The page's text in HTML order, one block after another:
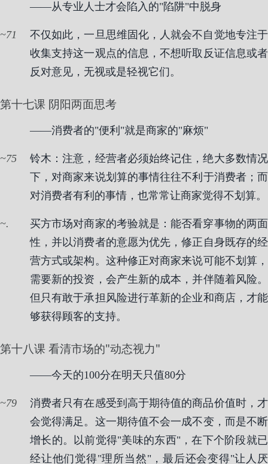
——从专业人士才会陷入的"陷阱"中脱身
71
不仅如此，一旦思维固化，人就会不自觉地专注于
收集支持这一观点的信息，不想听取反证信息或者
反对意见，无视或是轻视它们。
第十七课 阴阳两面思考
——消费者的"便利"就是商家的"麻烦"
75
铃木：注意，经营者必须始终记住，绝大多数情况
下，对商家来说划算的事情往往不利于消费者；而
对消费者有利的事情，也常常让商家觉得不划算。
.
买方市场对商家的考验就是：能否看穿事物的两面
性，并以消费者的意愿为优先，修正自身既存的经
营方式或架构。这种修正对商家来说可能不划算，
需要新的投资，会产生新的成本，并伴随着风险。
但只有敢于承担风险进行革新的企业和商店，才能
够获得顾客的支持。
第十八课 看清市场的"动态视力"
——今天的100分在明天只值80分
79
消费者只有在感受到高于期待值的商品价值时，才
会觉得满足。这一期待值不会一成不变，而是不断
增长的。以前觉得"美味的东西"，在下个阶段就已
经让他们觉得"理所当然"，最后还会变得"让人厌